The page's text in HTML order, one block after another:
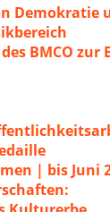
Demokratie
BMCO zur
| bis Juni